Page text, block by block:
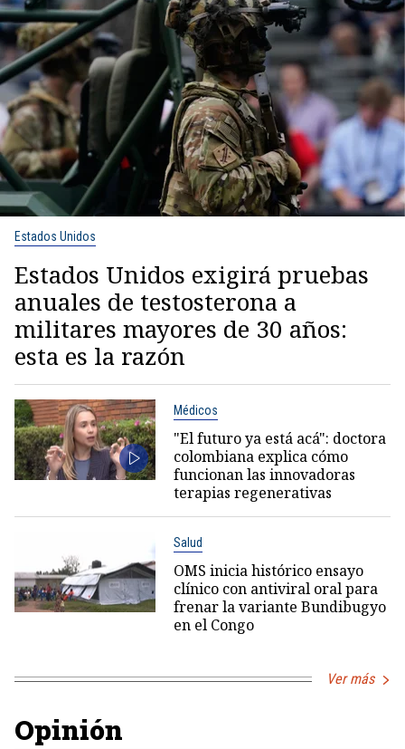
Estados Unidos
Estados Unidos exigirá pruebas
anuales de testosterona a
militares mayores de 30 años:
esta es la razón
Médicos
"El futuro ya está acá": doctora
colombiana explica cómo
funcionan las innovadoras
terapias regenerativas
Salud
OMS inicia histórico ensayo
clínico con antiviral oral para
frenar la variante Bundibugyo
en el Congo
Ver más
Opinión